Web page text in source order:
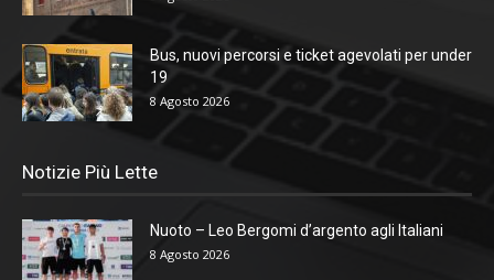
Bus, nuovi percorsi e ticket agevolati per under
19
8 Agosto 2026
Notizie Più Lette
Nuoto – Leo Bergomi d’argento agli Italiani
8 Agosto 2026